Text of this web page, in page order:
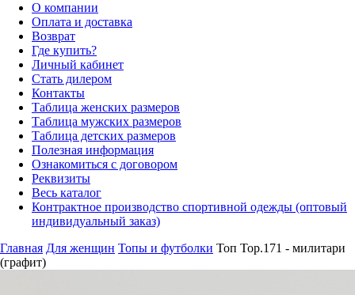
О компании
Оплата и доставка
Возврат
Где купить?
Личный кабинет
Стать дилером
Контакты
Таблица женских размеров
Таблица мужских размеров
Таблица детских размеров
Полезная информация
Ознакомиться с договором
Реквизиты
Весь каталог
Контрактное производство спортивной одежды (оптовый
индивидуальный заказ)
Главная Для женщин Топы и футболки Топ Top.171 - милитари
(графит)